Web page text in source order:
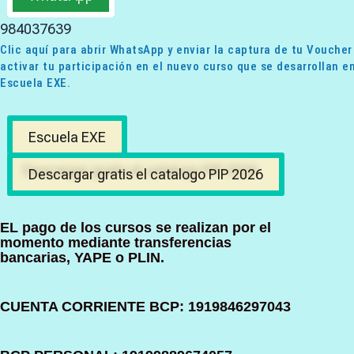
984037639
Clic aquí para abrir WhatsApp y enviar la captura de tu Voucher
activar tu participación en el nuevo curso que se desarrollan
Escuela EXE.
Escuela EXE
Descargar gratis el catalogo PIP 2026
EL pago de los cursos se realizan por el
momento mediante transferencias
bancarias, YAPE o PLIN.
CUENTA CORRIENTE BCP: 1919846297043